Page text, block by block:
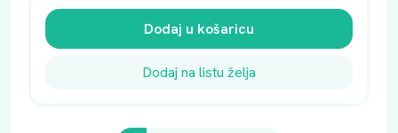
Dodaj u košaricu
Dodaj na listu želja